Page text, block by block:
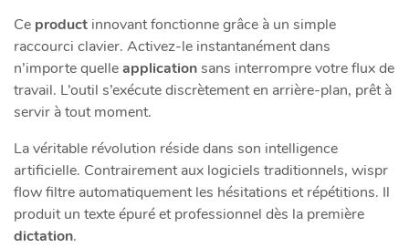
Ce product innovant fonctionne grâce à un simple
raccourci clavier. Activez-le instantanément dans
n’importe quelleapplicationsans interrompre votre flux de
travail. L’outil s’exécute discrètement en arrière-plan, prêt à
servir à tout moment.
La véritable révolution réside dans son intelligence
artificielle. Contrairement aux logiciels traditionnels, wispr
flow filtre automatiquement les hésitations et répétitions. Il
produit un texte épuré et professionnel dès la première
dictation.